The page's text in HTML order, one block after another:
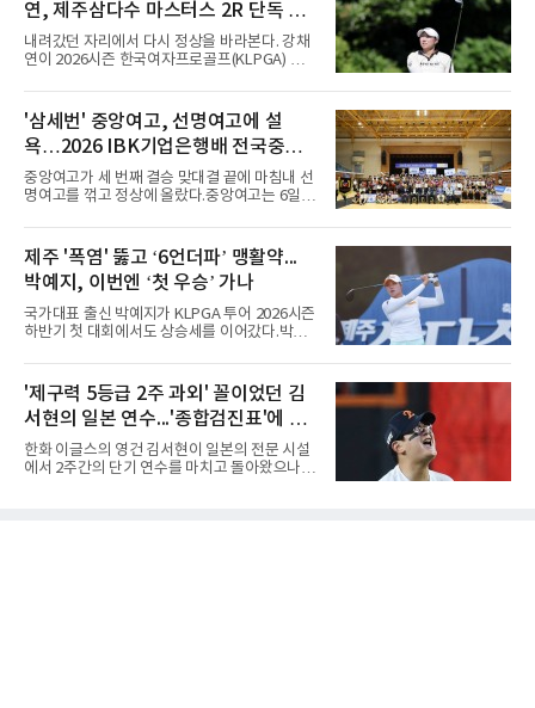
을 던졌다.물론 144경기가 세계적으로 특별히
많은 숫자는 아니다. 메이저리그는 팀당 162경
기, 일본프로야구도 143~144경기를 치른다. 숫
자만 놓고 보면 KBO가 유난히 혹사 구조라고 말
비교하기 어려울 정도로 폭염이 길어지고 강해
지고 있다. 여기에 장마, 이
연, 제주삼다수 마스터스 2R 단독 선
두
내려갔던 자리에서 다시 정상을 바라본다. 강채
연이 2026시즌 한국여자프로골프(KLPGA) 투어
억 원, 우승상금 1억8000만 원) 2라운드에서 단
독 선두로 도약했다.강채연은 7일 제주도 서귀
포의 테디밸리 골프앤리조트(파72)에서 열린 2
라운드에서 버디 5개와 보기 1개를 묶어 4언더
파 68타를 쳤다. 중간합계 9언더파 135타로 전
날 공동 4위에서 선두로 올라섰다. 공동 2위 그
룹(8언더파 136타)과는 한 타 차다.이 대회는 그
받았으나, 지난해 상금순위 75위에 그쳐 시드순
위전으로 밀렸고 본선에서도 78위에
'삼세번' 중앙여고, 선명여고에 설
욕…2026 IBK기업은행배 전국중고
배구대회 우승
중앙여고가 세 번째 결승 맞대결 끝에 마침내 선
명여고를 꺾고 정상에 올랐다.중앙여고는 6일
행배 전국중고배구대회 18세 이하 여자부 결승
에서 선명여고를 세트스코어 3-1(13-25, 25-14,
25-17, 25-10)로 물리치고 우승을 차지했다.첫
세트를 13-25로 내주며 불안하게 출발한 중앙여
고는 이후 조직력을 되찾아 2세트부터 경기 주
도권을 완전히 장악했다. 강한 서브와 탄탄한 수
비를 앞세워 내리 세 세트를 따내며 짜릿한 역전
권대회 결승에서 모두 선명여고에 패해 준우승
에 머물렀다. 그러나 세 번째
제주 '폭염' 뚫고 ‘6언더파’ 맹활약...
박예지, 이번엔 ‘첫 우승’ 가나
국가대표 출신 박예지가 KLPGA 투어 2026시즌
하반기 첫 대회에서도 상승세를 이어갔다.박예
서 열린 KLPGA 투어 제주삼다수 마스터스 1라
운드에서 보기 없이 버디만 6개를 잡아내며 6언
더파 66타를 쳤다. 박예지는 서어진, 신다인과
선두권을 형성했다.이날 경기가 열린 테디밸리
골프앤리조트 역시 전국적 폭염을 피해가지 못
했다. 대회장의 최고 기온은 35도에 달했다. 섬
지역 특성상 습도가 높아 체감온도는 더 높게 느
'제구력 5등급 2주 과외' 꼴이었던 김
서현의 일본 연수...'종합검진표'에 불
과
한화 이글스의 영건 김서현이 일본의 전문 시설
에서 2주간의 단기 연수를 마치고 돌아왔으나,